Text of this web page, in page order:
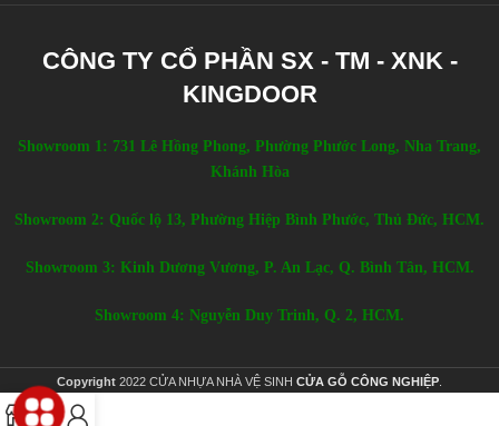
CÔNG TY CỔ PHẦN SX - TM - XNK -
KINGDOOR
Showroom 1: 731 Lê Hồng Phong, Phường Phước Long, Nha Trang,
Khánh Hòa
Showroom 2: Quốc lộ 13, Phường Hiệp Bình Phước, Thủ Đức, HCM.
Showroom 3: Kinh Dương Vương, P. An Lạc, Q. Bình Tân, HCM.
Showroom 4: Nguyễn Duy Trinh, Q. 2, HCM.
Copyright 2022 CỬA NHỰA NHÀ VỆ SINH CỬA GỖ CÔNG NGHIỆP